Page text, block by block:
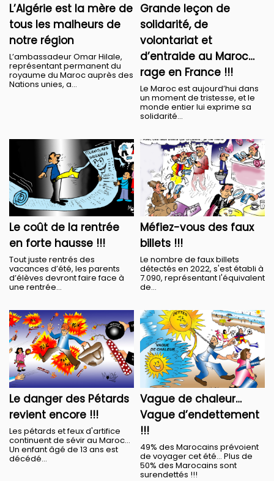
L’Algérie est la mère de
tous les malheurs de
notre région
L’ambassadeur Omar Hilale,
représentant permanent du
royaume du Maroc auprès des
Nations unies, a...
Grande leçon de
solidarité, de
volontariat et
d’entraide au Maroc…
rage en France !!!
Le Maroc est aujourd’hui dans
un moment de tristesse, et le
monde entier lui exprime sa
solidarité...
Le coût de la rentrée
en forte hausse !!!
Tout juste rentrés des
vacances d’été, les parents
d’élèves devront faire face à
une rentrée...
Méfiez-vous des faux
billets !!!
Le nombre de faux billets
détectés en 2022, s'est établi à
7.090, représentant l'équivalent
de...
Le danger des Pétards
revient encore !!!
Les pétards et feux d'artifice
continuent de sévir au Maroc…
Un enfant âgé de 13 ans est
décédé...
Vague de chaleur…
Vague d’endettement
!!!
49% des Marocains prévoient
de voyager cet été… Plus de
50% des Marocains sont
surendettés !!!